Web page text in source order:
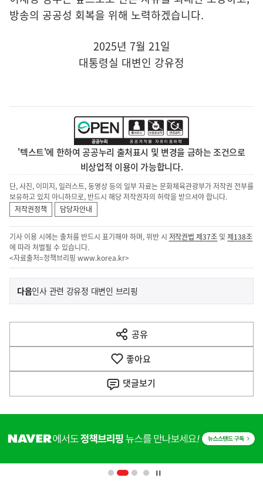
방송의 공공성 회복을 위해 노력하겠습니다.
2025년 7월 21일
대통령실 대변인 강유정
'텍스트'에 한하여 공공누리 출처표시 및 변경을 금하는 조건으로
비상업적 이용이 가능합니다.
단, 사진, 이미지, 일러스트, 동영상 등의 일부 자료는 문화체육관광부가 저작권 전부를
보유하고 있지 아니하므로, 반드시 해당 저작권자의 허락을 받으셔야 합니다.
저작권정책
담당자안내
기사 이용 시에는 출처를 반드시 표기해야 하며, 위반 시 저작권법 제37조 및제138조
에 따라 처벌될 수 있습니다.
<자료출처=정책브리핑 www.korea.kr>
이
전
다
음
다음기
사
인사 관련 강유정 대변인 브리핑
공유
열
기
좋아요
댓글보기
단